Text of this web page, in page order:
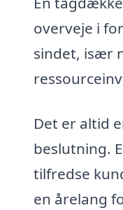
overveje i
sindet, især
Det er altid
beslutning.
tilfredse
en årelang